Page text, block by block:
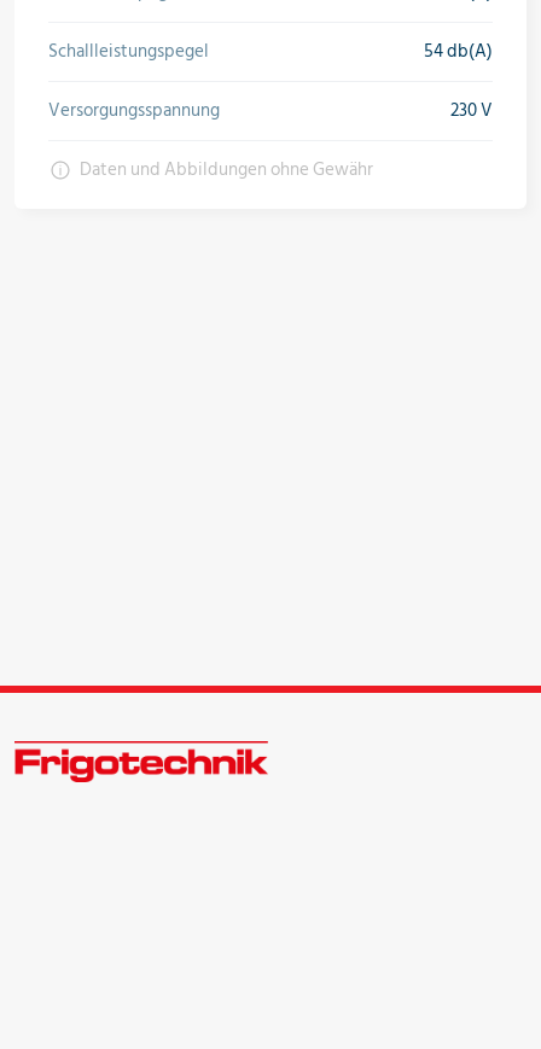
Schallleistungspegel
54 db(A)
Versorgungsspannung
230 V
Daten und Abbildungen ohne Gewähr